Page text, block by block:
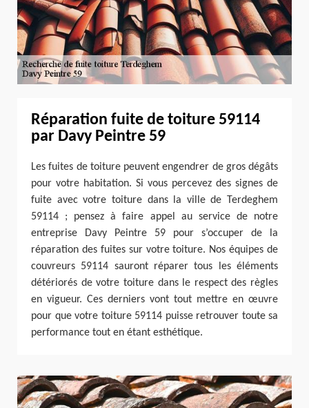
Réparation fuite de toiture 59114
par Davy Peintre 59
Les fuites de toiture peuvent engendrer de gros dégâts
pour votre habitation. Si vous percevez des signes de
fuite avec votre toiture dans la ville de Terdeghem
59114 ; pensez à faire appel au service de notre
entreprise Davy Peintre 59 pour s’occuper de la
réparation des fuites sur votre toiture. Nos équipes de
couvreurs 59114 sauront réparer tous les éléments
détériorés de votre toiture dans le respect des règles
en vigueur. Ces derniers vont tout mettre en œuvre
pour que votre toiture 59114 puisse retrouver toute sa
performance tout en étant esthétique.